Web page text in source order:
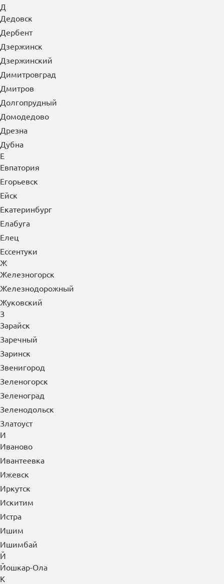
Д
Дедовск
Дербент
Дзержинск
Дзержинский
Димитровград
Дмитров
Долгопрудный
Домодедово
Дрезна
Дубна
Е
Евпатория
Егорьевск
Ейск
Екатеринбург
Елабуга
Елец
Ессентуки
Ж
Железногорск
Железнодорожный
Жуковский
З
Зарайск
Заречный
Заринск
Звенигород
Зеленогорск
Зеленоград
Зеленодольск
Златоуст
И
Иваново
Ивантеевка
Ижевск
Иркутск
Искитим
Истра
Ишим
Ишимбай
Й
Йошкар-Ола
К